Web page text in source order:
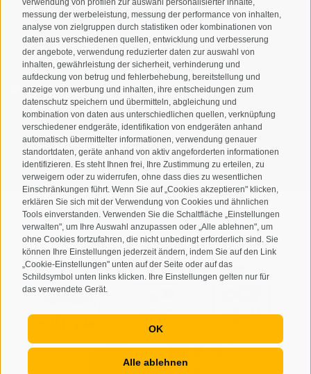
verwendung von profilen zur auswahl personalisierter inhalte,
messung der werbeleistung, messung der performance von inhalten,
analyse von zielgruppen durch statistiken oder kombinationen von
daten aus verschiedenen quellen, entwicklung und verbesserung
der angebote, verwendung reduzierter daten zur auswahl von
inhalten, gewährleistung der sicherheit, verhinderung und
aufdeckung von betrug und fehlerbehebung, bereitstellung und
anzeige von werbung und inhalten, ihre entscheidungen zum
datenschutz speichern und übermitteln, abgleichung und
kombination von daten aus unterschiedlichen quellen, verknüpfung
verschiedener endgeräte, identifikation von endgeräten anhand
automatisch übermittelter informationen, verwendung genauer
standortdaten, geräte anhand von aktiv angeforderten informationen
identifizieren. Es steht Ihnen frei, Ihre Zustimmung zu erteilen, zu
verweigern oder zu widerrufen, ohne dass dies zu wesentlichen
Einschränkungen führt. Wenn Sie auf „Cookies akzeptieren" klicken,
erklären Sie sich mit der Verwendung von Cookies und ähnlichen
Tools einverstanden. Verwenden Sie die Schaltfläche „Einstellungen
verwalten", um Ihre Auswahl anzupassen oder „Alle ablehnen", um
ohne Cookies fortzufahren, die nicht unbedingt erforderlich sind. Sie
können Ihre Einstellungen jederzeit ändern, indem Sie auf den Link
„Cookie-Einstellungen" unten auf der Seite oder auf das
Schildsymbol unten links klicken. Ihre Einstellungen gelten nur für
das verwendete Gerät.
OK
Alle ablehnen
Ich habe dieDatenschutzbestimmungengelesen und
verstanden und stimme der Verarbeitung meiner
personenbezogenen Daten durch den Verantwortlichen zu
ANMELDEN
Sitemap • Impressum • Cookie-Richtlinie • Privacy •
Cookie Präferenzen • created with passion by